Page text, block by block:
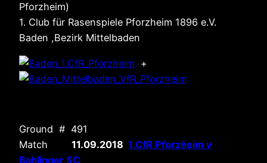
Pforzheim)
1. Club für Rasenspiele Pforzheim 1896 e.V.
Baden ,Bezirk Mittelbaden
+
Ground # 491
Match 11.09.2018 1.CfR Pforzheim v
Bahlinger SC